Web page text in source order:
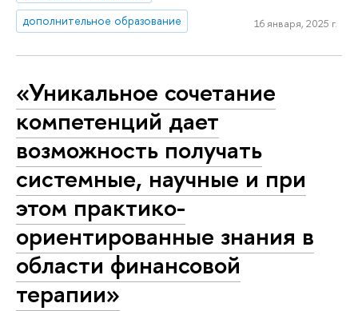
дополнительное образование
16 января, 2025 г.
«Уникальное сочетание
компетенций дает
возможность получать
системные, научные и при
этом практико-
ориентированные знания в
области финансовой
терапии»